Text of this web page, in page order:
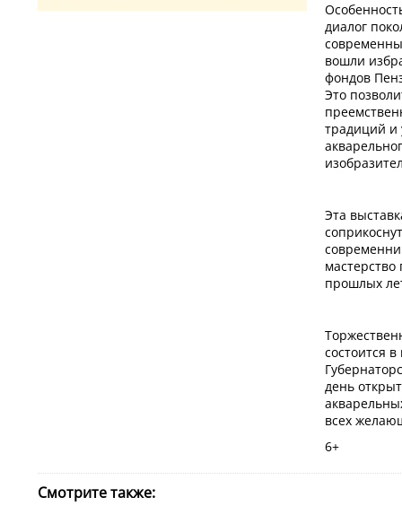
диалог
вошли
фондов
Это
традиций и
Эта
прошлых
состоится
день
всех
6+
Смотрите также: